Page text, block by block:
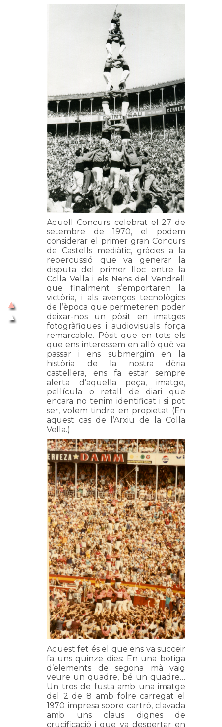
Aquell Concurs, celebrat el 27 de
setembre de 1970, el podem
considerar el primer gran Concurs
de Castells mediàtic, gràcies a la
repercussió que va generar la
disputa del primer lloc entre la
Colla Vella i els Nens del Vendrell
que finalment s’emportaren la
victòria, i als avenços tecnològics
de l’època que permeteren poder
deixar-nos un pòsit en imatges
fotogràfiques i audiovisuals força
remarcable. Pòsit que en tots els
que ens interessem en allò què va
passar i ens submergim en la
història de la nostra dèria
castellera, ens fa estar sempre
alerta d’aquella peça, imatge,
pel·lícula o retall de diari que
encara no tenim identificat i si pot
ser, volem tindre en propietat (En
aquest cas de l’Arxiu de la Colla
Vella.)
Aquest fet és el que ens va succeir
fa uns quinze dies: En una botiga
d’elements de segona mà vaig
veure un quadre, bé un quadre…
Un tros de fusta amb una imatge
del 2 de 8 amb folre carregat el
1970 impresa sobre cartró, clavada
amb uns claus dignes de
crucificació i que va despertar en